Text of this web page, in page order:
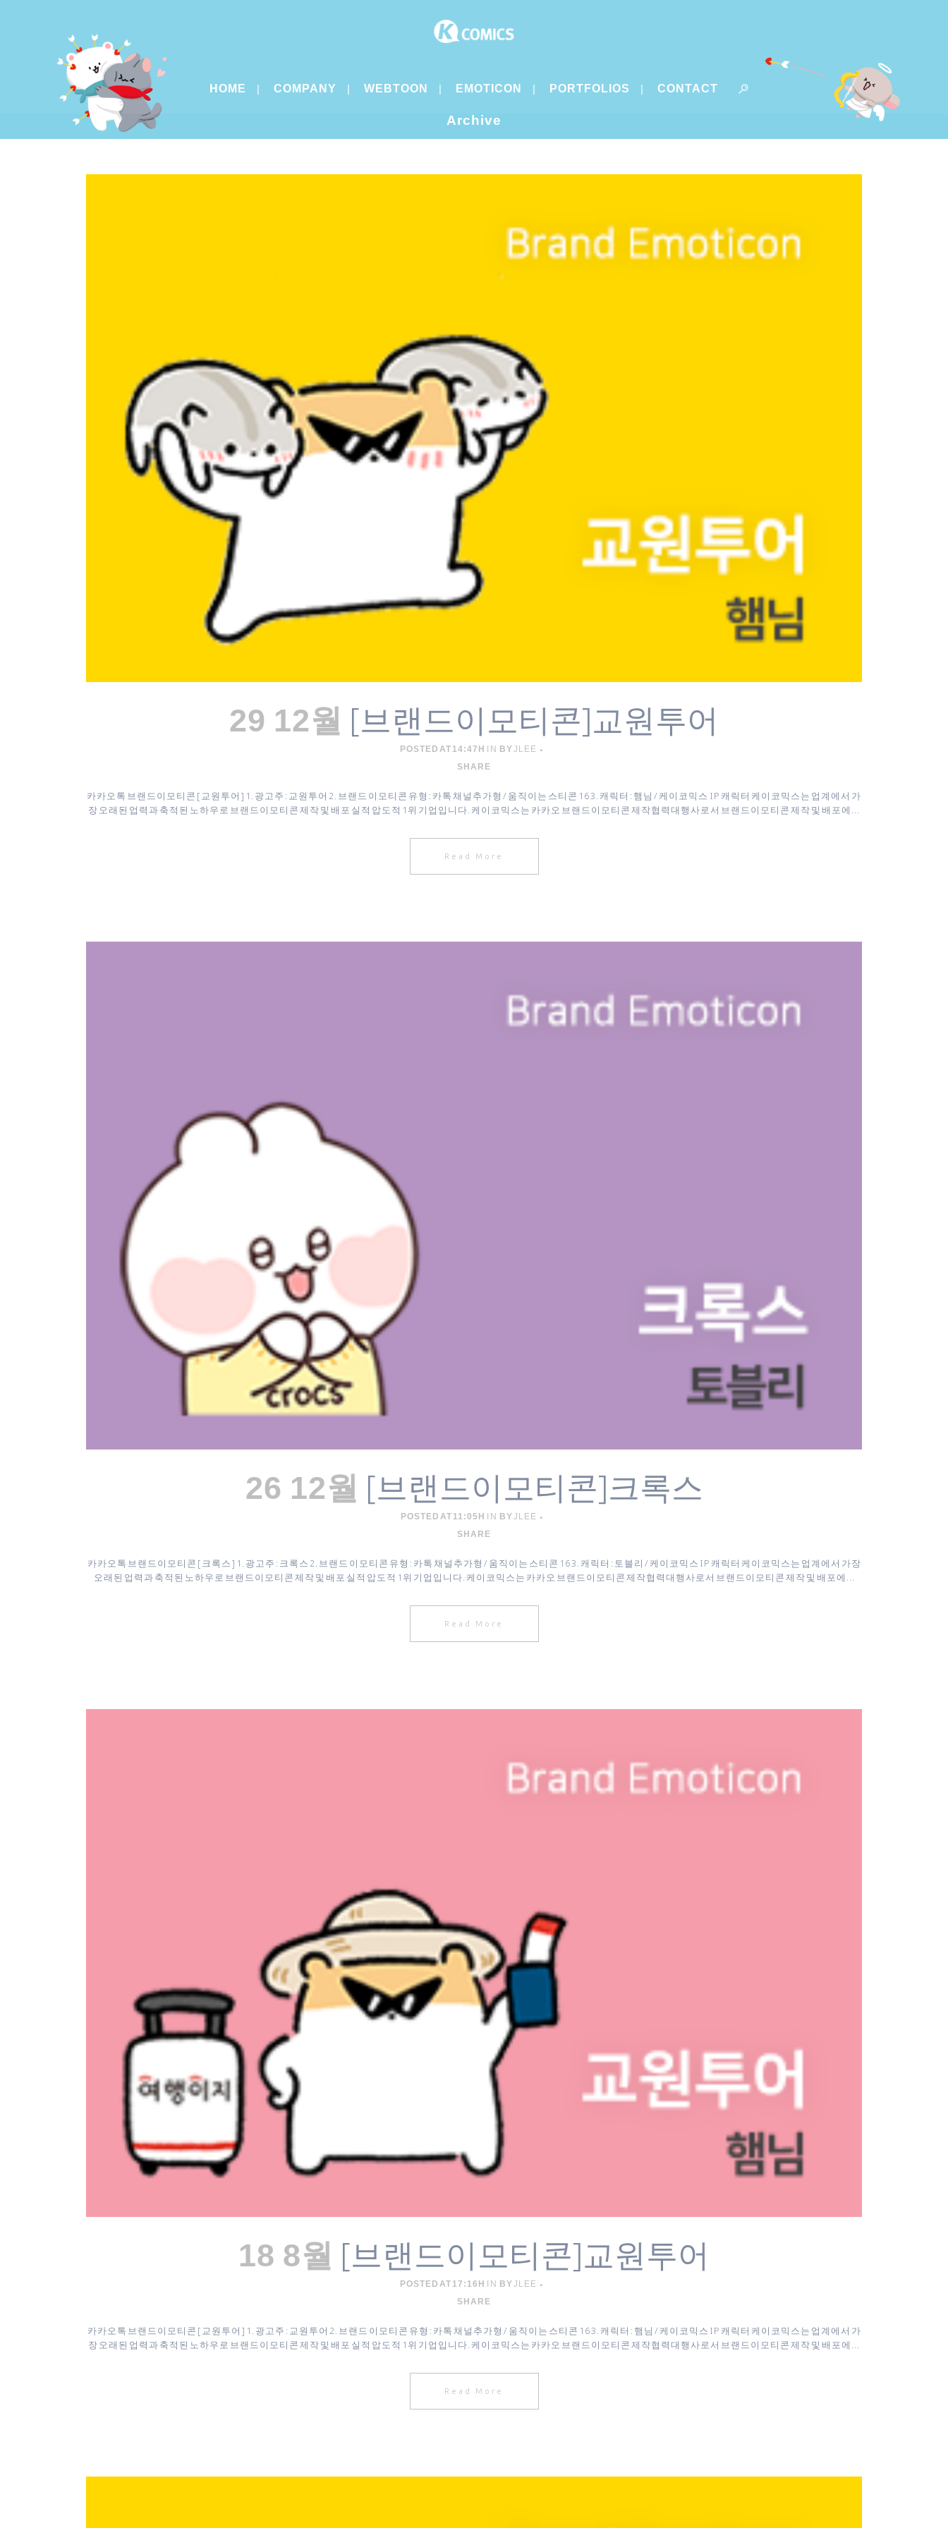
HOME COMPANY WEBTOON EMOTICON PORTFOLIOS CONTACT
Archive
29 12월 [브랜드이모티콘]교원투어
POSTED AT 14:47H IN BYJLEE
SHARE
카카오톡 브랜드이모티콘 [ 교원투어 ] 1. 광고주 : 교원투어 2. 브랜드 이모티콘 유형 : 카톡 채널추가형 / 움직이는 스티콘 16 3. 캐릭터 : 햄님 / 케이코믹스 IP 캐릭터 케이코믹스는 업계에서 가
장 오래된 업력과 축적된 노하우로 브랜드이모티콘 제작 및 배포 실적 압도적 1위 기업입니다. 케이코믹스는 카카오 브랜드이모티콘 제작협력대행사로서 브랜드이모티콘 제작 및 배포에...
Read More
26 12월 [브랜드이모티콘]크록스
POSTED AT 11:05H IN BYJLEE
SHARE
카카오톡 브랜드이모티콘 [ 크록스 ] 1. 광고주 : 크록스 2. 브랜드 이모티콘 유형 : 카톡 채널추가형 / 움직이는 스티콘 16 3. 캐릭터 : 토블리 / 케이코믹스 IP 캐릭터 케이코믹스는 업계에서 가장
오래된 업력과 축적된 노하우로 브랜드이모티콘 제작 및 배포 실적 압도적 1위 기업입니다. 케이코믹스는 카카오 브랜드이모티콘 제작협력대행사로서 브랜드이모티콘 제작 및 배포에...
Read More
18 8월 [브랜드이모티콘]교원투어
POSTED AT 17:16H IN BYJLEE
SHARE
카카오톡 브랜드이모티콘 [ 교원투어 ] 1. 광고주 : 교원투어 2. 브랜드 이모티콘 유형 : 카톡 채널추가형 / 움직이는 스티콘 16 3. 캐릭터 : 햄님 / 케이코믹스 IP 캐릭터 케이코믹스는 업계에서 가
장 오래된 업력과 축적된 노하우로 브랜드이모티콘 제작 및 배포 실적 압도적 1위 기업입니다. 케이코믹스는 카카오 브랜드이모티콘 제작협력대행사로서 브랜드이모티콘 제작 및 배포에...
Read More